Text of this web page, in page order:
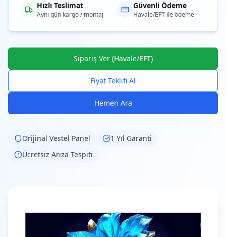
Hızlı Teslimat
Aynı gün kargo / montaj
Güvenli Ödeme
Havale/EFT ile ödeme
Sipariş Ver (Havale/EFT)
Fiyat Teklifi Al
Hemen Ara
Orijinal Vestel Panel
1 Yıl Garanti
Ücretsiz Arıza Tespiti